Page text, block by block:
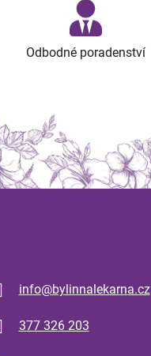
Odbodné poradenství
info@bylinnalekarna.cz
377 326 203